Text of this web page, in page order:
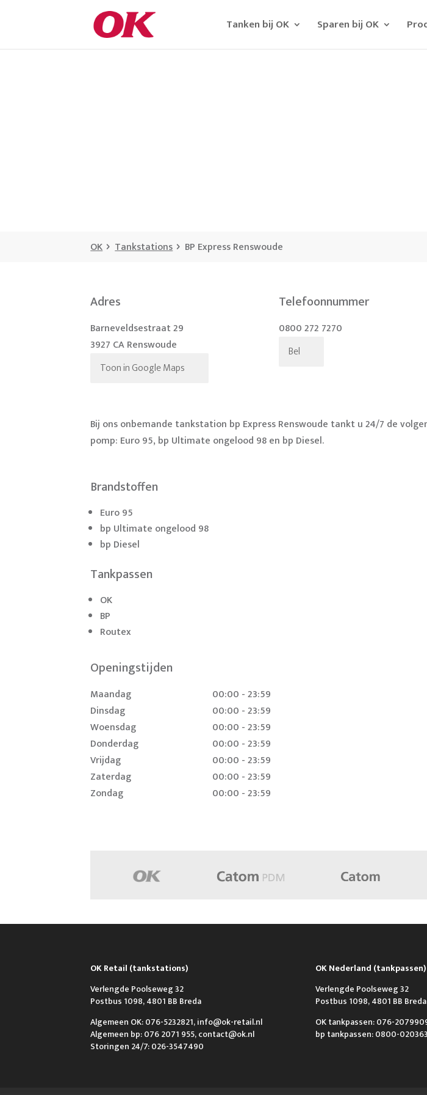
Tanken bij OK Sparen bij OK
OK Tankstations BP Express Renswoude
Adres
Barneveldsestraat 29
3927 CA Renswoude
Toon in Google Maps
Telefoonnummer
0800 272 7270
Bel
Bij ons onbemande tankstation bp Express Renswoude tankt u 24/7 de
pomp: Euro 95, bp Ultimate ongelood 98 en bp Diesel.
Brandstoffen
Euro 95
bp Ultimate ongelood 98
bp Diesel
Tankpassen
OK
BP
Routex
Openingstijden
Maandag
00:00 - 23:59
Dinsdag
00:00 - 23:59
Woensdag
00:00 - 23:59
Donderdag
00:00 - 23:59
Vrijdag
00:00 - 23:59
Zaterdag
00:00 - 23:59
Zondag
00:00 - 23:59
OK Retail (tankstations)
Verlengde Poolseweg 32
Postbus 1098, 4801 BB Breda
Algemeen OK: 076-5232821, info@ok-retail.nl
Algemeen bp: 076 2071 955, contact@ok.nl
Storingen 24/7: 026-3547490
OK Nederland (tankpassen)
Verlengde Poolseweg 32
Postbus 1098, 4801 BB Breda
OK tankpassen: 076-
bp tankpassen: 0800-